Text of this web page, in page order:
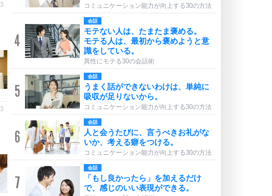
コミュニケーション能力が向上する30の方法
4
会話
モテない人は、たまたま褒める。
モテる人は、最初から褒めようと意
識をしている。
異性にモテる30の会話術
5
会話
うまく話ができないわけは、単純に
吸収が足りないから。
コミュニケーション能力が向上する30の方法
6
会話
人と会うたびに、言うべきお礼がな
いか、考える癖をつける。
コミュニケーション能力が向上する30の方法
7
会話
「もし良かったら」を加えるだけ
で、感じのいい表現ができる。